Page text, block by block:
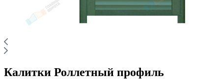
Калитки Роллетный профиль